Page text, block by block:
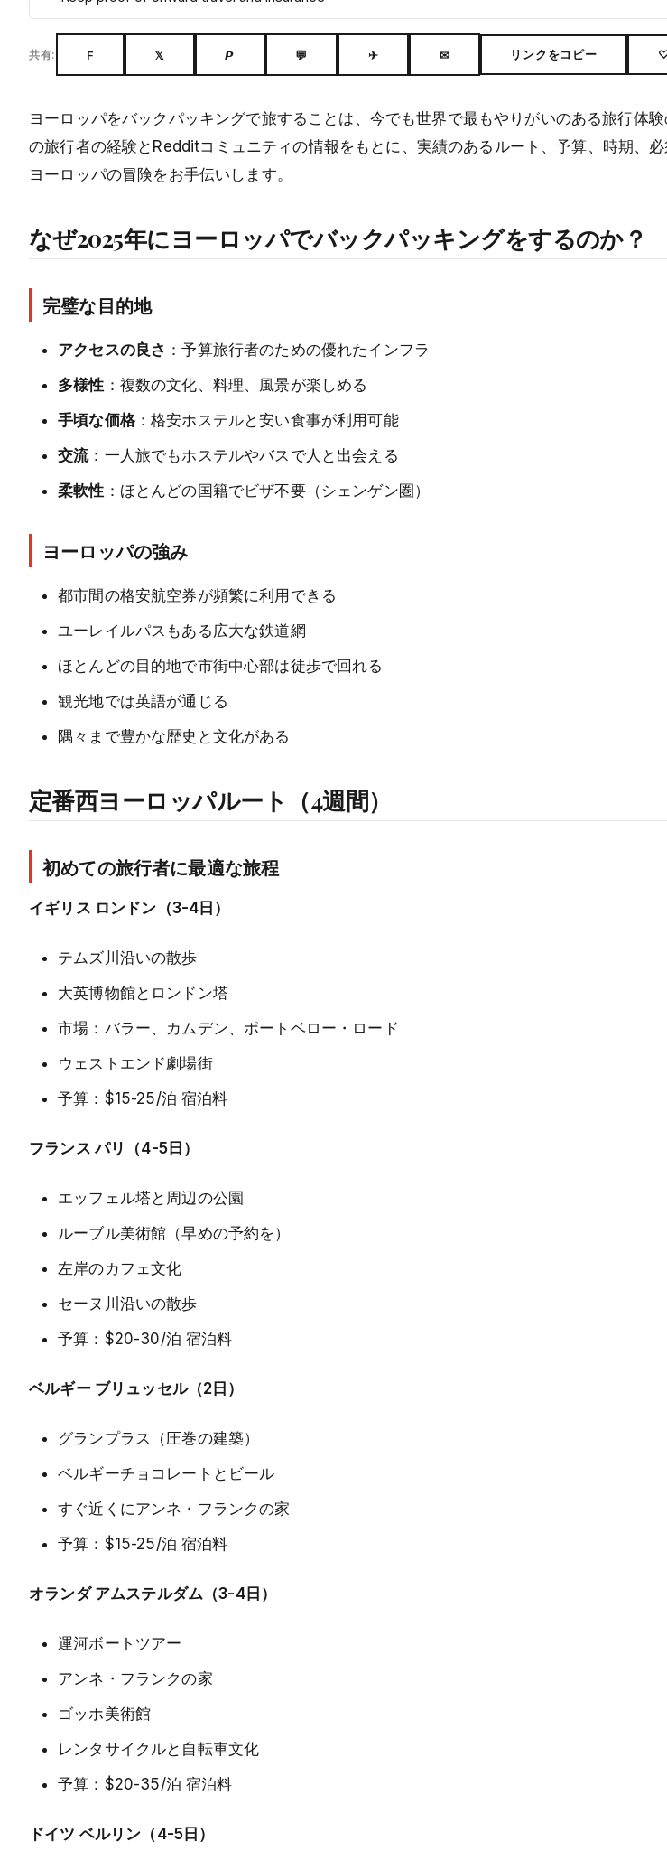
共有: F 𝕏 𝙋 💬 ✈ ✉ リンクをコピー
ヨーロッパをバックパッキングで旅することは、今でも世界で最もやりがいのある旅行体
の旅行者の経験とRedditコミュニティの情報をもとに、実績のあるルート、予算、時期、
ヨーロッパの冒険をお手伝いします。
なぜ2025年にヨーロッパでバックパッキングをするのか？
完璧な目的地
アクセスの良さ ：予算旅行者のための優れたインフラ
多様性 ：複数の文化、料理、風景が楽しめる
手頃な価格：格安ホステルと安い食事が利用可能
交流：一人旅でもホステルやバスで人と出会える
柔軟性 ：ほとんどの国籍でビザ不要（シェンゲン圏）
ヨーロッパの強み
都市間の格安航空券が頻繁に利用できる
ユーレイルパスもある広大な鉄道網
ほとんどの目的地で市街中心部は徒歩で回れる
観光地では英語が通じる
隅々まで豊かな歴史と文化がある
定番西ヨーロッパルート（4週間）
初めての旅行者に最適な旅程
イギリス ロンドン（3-4日）
テムズ川沿いの散歩
大英博物館とロンドン塔
市場：バラー、カムデン、ポートベロー・ロード
ウェストエンド劇場街
予算：$15-25/泊 宿泊料
フランス パリ（4-5日）
エッフェル塔と周辺の公園
ルーブル美術館（早めの予約を）
左岸のカフェ文化
セーヌ川沿いの散歩
予算：$20-30/泊 宿泊料
ベルギー ブリュッセル（2日）
グランプラス（圧巻の建築）
ベルギーチョコレートとビール
すぐ近くにアンネ・フランクの家
予算：$15-25/泊 宿泊料
オランダ アムステルダム（3-4日）
運河ボートツアー
アンネ・フランクの家
ゴッホ美術館
レンタサイクルと自転車文化
予算：$20-35/泊 宿泊料
ドイツ ベルリン（4-5日）